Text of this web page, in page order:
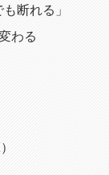
断れる」
わる